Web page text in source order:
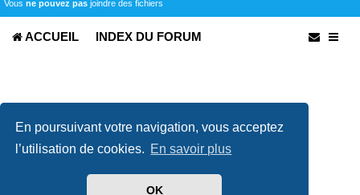
En poursuivant votre navigation, vous acceptez
l’utilisation de cookies. En savoir plus
OK
Vous ne pouvez pas joindre des fichiers
ACCUEIL INDEX DU FORUM
Traduit parphpBB-fr.com
Confidentialité